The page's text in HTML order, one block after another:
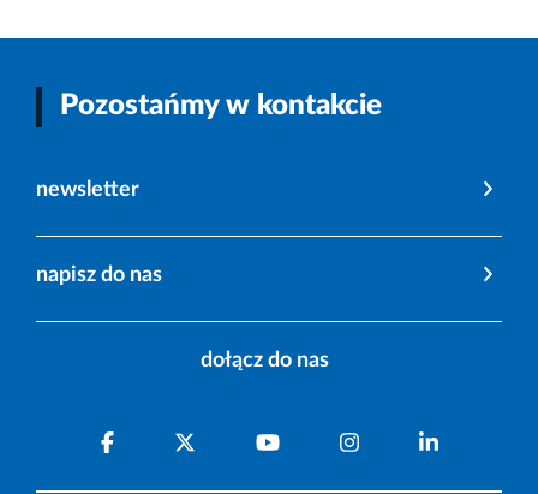
Pozostańmy w kontakcie
newsletter
napisz do nas
dołącz do nas